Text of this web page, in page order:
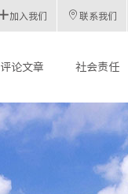
加入我们 联系我们
评论文章 社会责任